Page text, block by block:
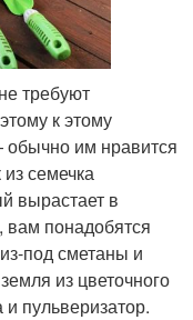
требуют
к этому
им нравится
семечка
вырастает в
вам понадобятся
под сметаны и
из цветочного
пульверизатор.